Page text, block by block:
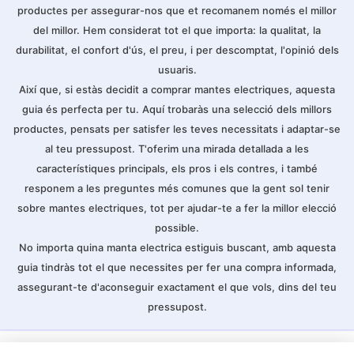
cames per a mantenir-se calenta; És ideal per a
persones de totes les edats i és adequat per a
totes les estaciones.es un perfecte regal per a
les certificacions CE i RoHS garanteixen la seva
qualitat i seguretat per a proporcionar millor
experiència d'ús segur; PS: El producte no es pot
utilitzar com a coixí. [No dubti a contactar amb
manta electrica]
productes per assegurar-nos que et recomanem només el millor
del millor. Hem considerat tot el que importa: la qualitat, la
durabilitat, el confort d'ús, el preu, i per descomptat, l'opinió dels
usuaris.
Així que, si estàs decidit a comprar mantes electriques, aquesta
guia és perfecta per tu. Aquí trobaràs una selecció dels millors
productes, pensats per satisfer les teves necessitats i adaptar-se
al teu pressupost. T'oferim una mirada detallada a les
característiques principals, els pros i els contres, i també
responem a les preguntes més comunes que la gent sol tenir
sobre mantes electriques, tot per ajudar-te a fer la millor elecció
possible.
No importa quina manta electrica estiguis buscant, amb aquesta
guia tindràs tot el que necessites per fer una compra informada,
assegurant-te d'aconseguir exactament el que vols, dins del teu
pressupost.